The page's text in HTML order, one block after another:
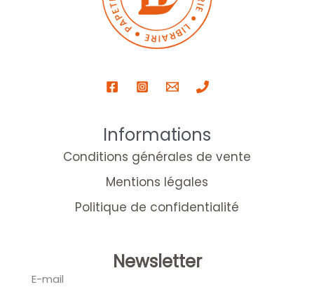
Informations
Conditions générales de vente
Mentions légales
Politique de confidentialité
Newsletter
E-mail